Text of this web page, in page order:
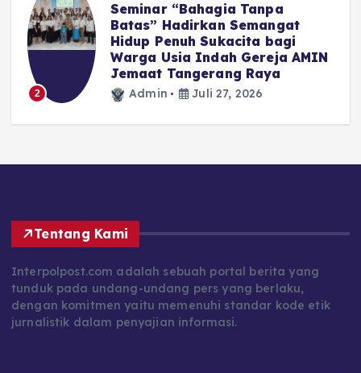
2
Seminar “Bahagia Tanpa
Batas” Hadirkan Semangat
Hidup Penuh Sukacita bagi
Warga Usia Indah Gereja AMIN
Jemaat Tangerang Raya
Admin Juli 27, 2026
Tentang Kami
Interpolpost.com adalah sebuah portal berita yang
tunduk pada undang-undang pers yang berlaku,
dengan komitmen yaitu memenuhi standar kode etik
jurnalistik dalam penyajian informasi.